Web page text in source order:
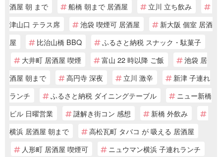
酒屋 朝 まで
船橋 朝まで 居酒屋
立川 立ち飲み
津山口 テラス席
池袋 喫煙可 居酒屋
新大阪 個室 居酒
屋
比治山橋 BBQ
ふるさと納税 スナック・駄菓子
大井町 居酒屋 喫煙
富山 22 時以降 ご飯
池袋 居
酒屋 朝まで
高円寺 深夜 立川 激辛
新津 子連れ
ランチ
ふるさと納税 ダイニングテーブル
ニュー新橋
ビル 日曜営業
謎解き街コン 感想
新橋 外飲み
横浜 居酒屋 朝まで
高松瓦町 タバコ が 吸える 居酒屋
人形町 居酒屋 喫煙可
ニュウマン横浜 子連れランチ